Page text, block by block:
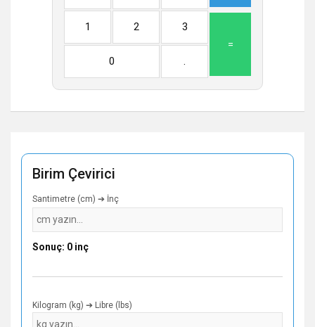
1 2
3
=
0
.
Birim Çevirici
Santimetre (cm) ➔ İnç
Sonuç: 0 inç
Kilogram (kg) ➔ Libre (lbs)